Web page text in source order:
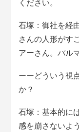
ください。
石塚：御社を経
さんの人形がす
アーさん。パル
ーーどういう視
か？
石塚：基本的に
感を崩さないよ